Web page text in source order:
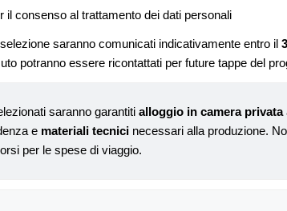
il consenso al trattamento dei dati personali
saranno comunicati indicativamente entro il
potranno essere ricontattati per future tappe del
saranno garantiti alloggio in camera privata
e materiali tecnici necessari alla produzione.
per le spese di viaggio.